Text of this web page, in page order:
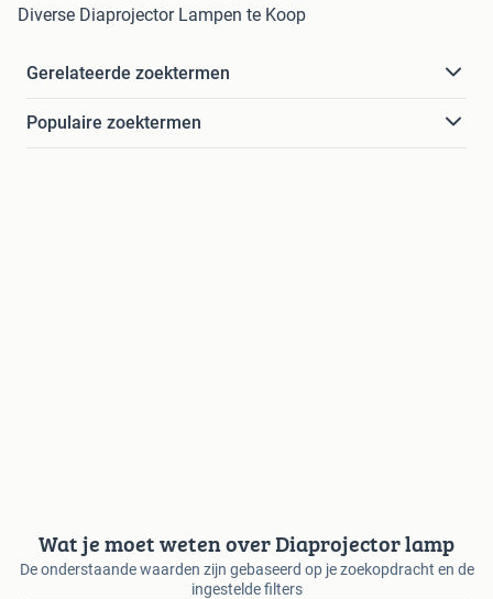
Diverse Diaprojector Lampen te Koop
Gerelateerde zoektermen
Populaire zoektermen
Wat je moet weten over Diaprojector lamp
De onderstaande waarden zijn gebaseerd op je zoekopdracht en de
ingestelde filters